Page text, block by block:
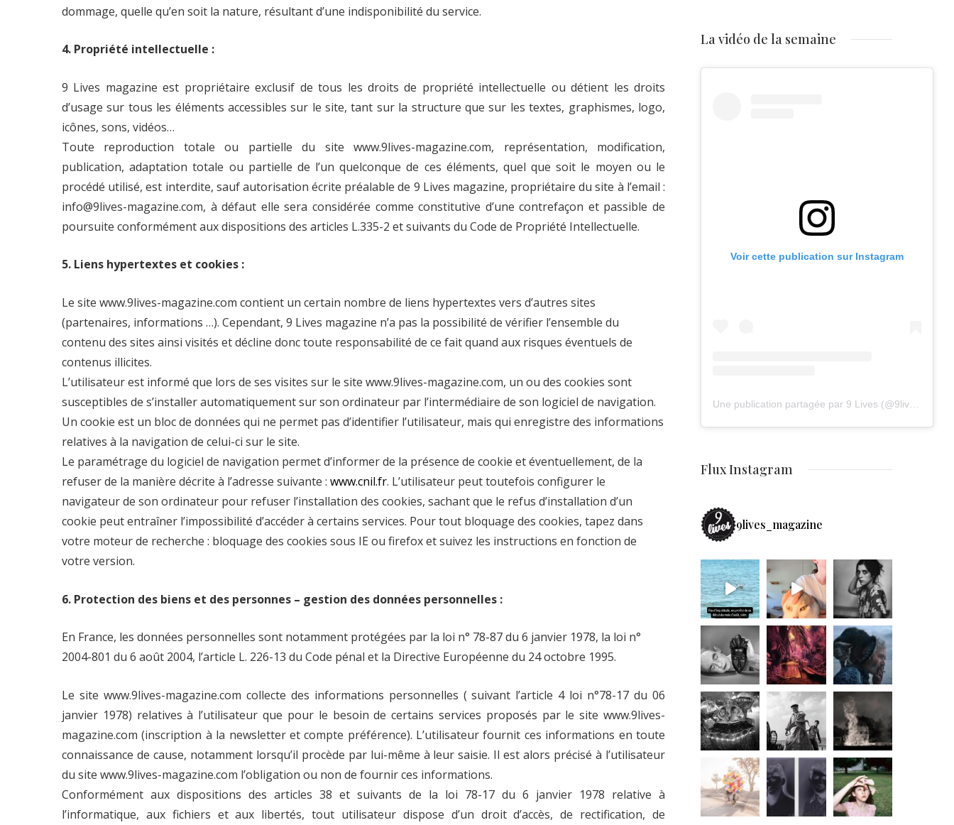
dommage, quelle qu’en soit la nature, résultant d’une indisponibilité du service.
4. Propriété intellectuelle :
9 Lives magazine est propriétaire exclusif de tous les droits de propriété intellectuelle ou détient les droits
d’usage sur tous les éléments accessibles sur le site, tant sur la structure que sur les textes, graphismes, logo,
icônes, sons, vidéos…
Toute reproduction totale ou partielle du site www.9lives-magazine.com, représentation, modification,
publication, adaptation totale ou partielle de l’un quelconque de ces éléments, quel que soit le moyen ou le
procédé utilisé, est interdite, sauf autorisation écrite préalable de 9 Lives magazine, propriétaire du site à l’email :
info@9lives-magazine.com, à défaut elle sera considérée comme constitutive d’une contrefaçon et passible de
poursuite conformément aux dispositions des articles L.335-2 et suivants du Code de Propriété Intellectuelle.
5. Liens hypertextes et cookies :
Le site www.9lives-magazine.com contient un certain nombre de liens hypertextes vers d’autres sites
(partenaires, informations …). Cependant, 9 Lives magazine n’a pas la possibilité de vérifier l’ensemble du
contenu des sites ainsi visités et décline donc toute responsabilité de ce fait quand aux risques éventuels de
contenus illicites.
L’utilisateur est informé que lors de ses visites sur le site www.9lives-magazine.com, un ou des cookies sont
susceptibles de s’installer automatiquement sur son ordinateur par l’intermédiaire de son logiciel de navigation.
Un cookie est un bloc de données qui ne permet pas d’identifier l’utilisateur, mais qui enregistre des informations
relatives à la navigation de celui-ci sur le site.
Le paramétrage du logiciel de navigation permet d’informer de la présence de cookie et éventuellement, de la
refuser de la manière décrite à l’adresse suivante : www.cnil.fr. L’utilisateur peut toutefois configurer le
navigateur de son ordinateur pour refuser l’installation des cookies, sachant que le refus d’installation d’un
cookie peut entraîner l’impossibilité d’accéder à certains services. Pour tout bloquage des cookies, tapez dans
votre moteur de recherche : bloquage des cookies sous IE ou firefox et suivez les instructions en fonction de
votre version.
6. Protection des biens et des personnes – gestion des données personnelles :
En France, les données personnelles sont notamment protégées par la loi n° 78-87 du 6 janvier 1978, la loi n°
2004-801 du 6 août 2004, l’article L. 226-13 du Code pénal et la Directive Européenne du 24 octobre 1995.
Le site www.9lives-magazine.com collecte des informations personnelles ( suivant l’article 4 loi n°78-17 du 06
janvier 1978) relatives à l’utilisateur que pour le besoin de certains services proposés par le site www.9lives-
magazine.com (inscription à la newsletter et compte préférence). L’utilisateur fournit ces informations en toute
connaissance de cause, notamment lorsqu’il procède par lui-même à leur saisie. Il est alors précisé à l’utilisateur
du site www.9lives-magazine.com l’obligation ou non de fournir ces informations.
Conformément aux dispositions des articles 38 et suivants de la loi 78-17 du 6 janvier 1978 relative à
l’informatique, aux fichiers et aux libertés, tout utilisateur dispose d’un droit d’accès, de rectification, de
La vidéo de la semaine
Voir cette publication sur Instagram
Flux Instagram
9lives_magazine